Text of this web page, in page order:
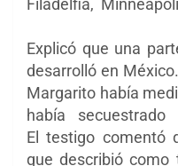
Explicó que una
desarrolló en
Margarito había
había
El testigo comentó
que describió como